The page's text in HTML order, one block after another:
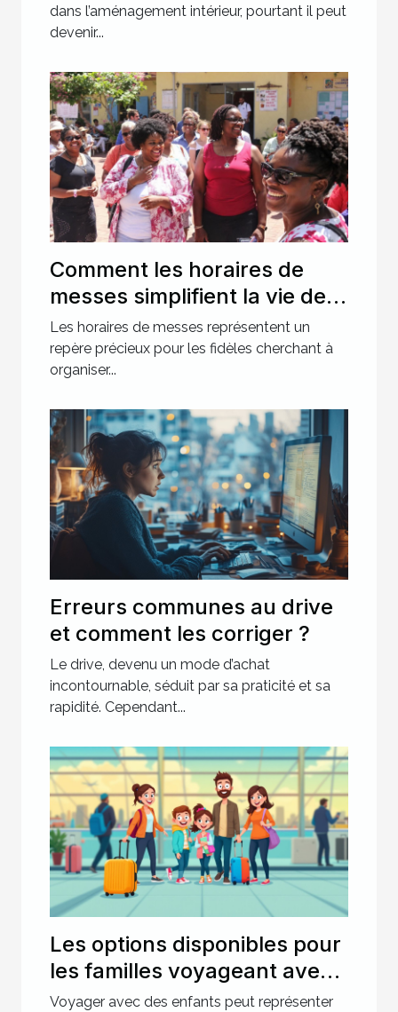
dans l’aménagement intérieur, pourtant il peut
devenir...
Comment les horaires de
messes simplifient la vie des
pratiquants ?
Les horaires de messes représentent un
repère précieux pour les fidèles cherchant à
organiser...
Erreurs communes au drive
et comment les corriger ?
Le drive, devenu un mode d’achat
incontournable, séduit par sa praticité et sa
rapidité. Cependant...
Les options disponibles pour
les familles voyageant avec
des enfants
Voyager avec des enfants peut représenter